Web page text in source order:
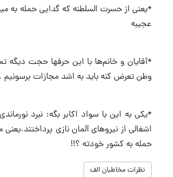
*یعنی از حسرت السلطنه که گدایی حمله به
عجیبه
*آقایان و خانم‌ها با این حرفها حجت
وطن تعرض کنه باید به اشد مجازات
اشغالی از نیروهای آلمان نازی
حمله به کشور خودته ؟!!
نظرات مخاطبان الف